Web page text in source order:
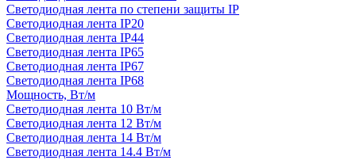
Светодиодная лента по степени защиты IP
Светодиодная лента IP20
Светодиодная лента IP44
Светодиодная лента IP65
Светодиодная лента IP67
Светодиодная лента IP68
Мощность, Вт/м
Светодиодная лента 10 Вт/м
Светодиодная лента 12 Вт/м
Светодиодная лента 14 Вт/м
Светодиодная лента 14.4 Вт/м